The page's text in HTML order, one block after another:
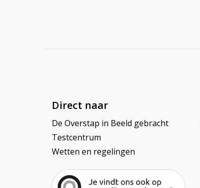
Direct naar
De Overstap in Beeld gebracht
Testcentrum
Wetten en regelingen